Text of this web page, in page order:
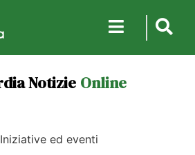
Notizie Online
ed eventi